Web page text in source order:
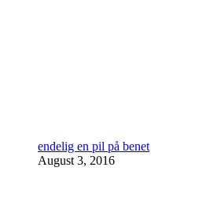
endelig en pil på benet
August 3, 2016